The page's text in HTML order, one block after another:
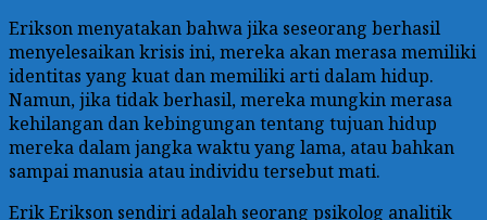
Erikson menyatakan bahwa jika seseorang berhasil
menyelesaikan krisis ini, mereka akan merasa memiliki
identitas yang kuat dan memiliki arti dalam hidup.
Namun, jika tidak berhasil, mereka mungkin merasa
kehilangan dan kebingungan tentang tujuan hidup
mereka dalam jangka waktu yang lama, atau bahkan
sampai manusia atau individu tersebut mati.
Erik Erikson sendiri adalah seorang psikolog analitik